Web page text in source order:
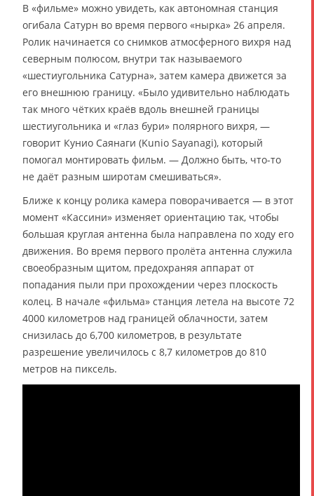
В «фильме» можно увидеть, как автономная станция
огибала Сатурн во время первого «нырка» 26 апреля.
Ролик начинается со снимков атмосферного вихря над
северным полюсом, внутри так называемого
«шестиугольника Сатурна», затем камера движется за
его внешнюю границу. «Было удивительно наблюдать
так много чётких краёв вдоль внешней границы
шестиугольника и «глаз бури» полярного вихря, —
говорит Кунио Саянаги (Kunio Sayanagi), который
помогал монтировать фильм. — Должно быть, что-то
не даёт разным широтам смешиваться».
Ближе к концу ролика камера поворачивается — в этот
момент «Кассини» изменяет ориентацию так, чтобы
большая круглая антенна была направлена по ходу его
движения. Во время первого пролёта антенна служила
своеобразным щитом, предохраняя аппарат от
попадания пыли при прохождении через плоскость
колец. В начале «фильма» станция летела на высоте 72
4000 километров над границей облачности, затем
снизилась до 6,700 километров, в результате
разрешение увеличилось с 8,7 километров до 810
метров на пиксель.